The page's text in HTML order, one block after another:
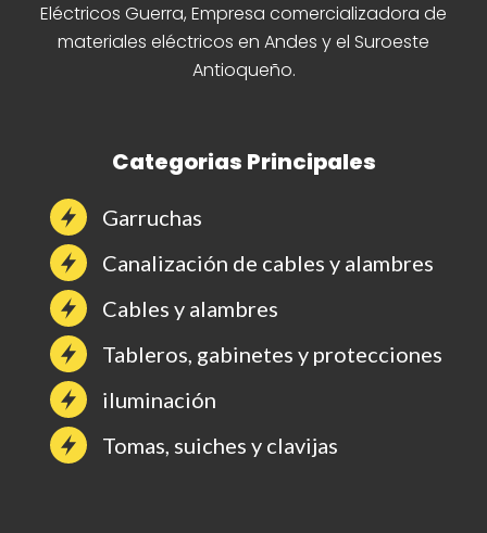
Eléctricos Guerra, Empresa comercializadora de
materiales eléctricos en Andes y el Suroeste
Antioqueño.
Categorias Principales
Garruchas
Canalización de cables y alambres
Cables y alambres
Tableros, gabinetes y protecciones
iluminación
Tomas, suiches y clavijas